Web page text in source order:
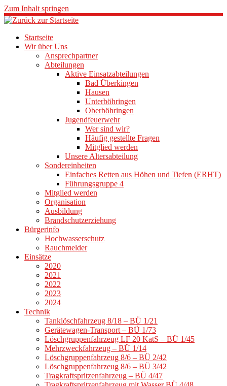
Zum Inhalt springen
Startseite
Wir über Uns
Ansprechpartner
Abteilungen
Aktive Einsatzabteilungen
Bad Überkingen
Hausen
Unterböhringen
Oberböhringen
Jugendfeuerwehr
Wer sind wir?
Häufig gestellte Fragen
Mitglied werden
Unsere Altersabteilung
Sondereinheiten
Einfaches Retten aus Höhen und Tiefen (ERHT)
Führungsgruppe 4
Mitglied werden
Organisation
Ausbildung
Brandschutzerziehung
Bürgerinfo
Hochwasserschutz
Rauchmelder
Einsätze
2020
2021
2022
2023
2024
Technik
Tanklöschfahrzeug 8/18 – BÜ 1/21
Gerätewagen-Transport – BÜ 1/73
Löschgruppenfahrzeug LF 20 KatS – BÜ 1/45
Mehrzweckfahrzeug – BÜ 1/14
Löschgruppenfahrzeug 8/6 – BÜ 2/42
Löschgruppenfahrzeug 8/6 – BÜ 3/42
Tragkraftspritzenfahrzeug – BÜ 4/47